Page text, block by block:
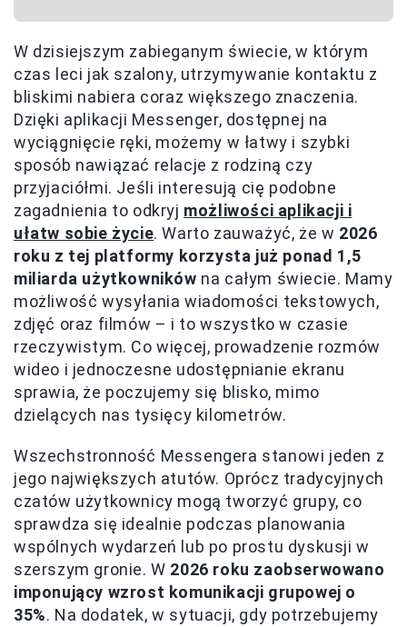
W dzisiejszym zabieganym świecie, w którym
czas leci jak szalony, utrzymywanie kontaktu z
bliskimi nabiera coraz większego znaczenia.
Dzięki aplikacji Messenger, dostępnej na
wyciągnięcie ręki, możemy w łatwy i szybki
sposób nawiązać relacje z rodziną czy
przyjaciółmi. Jeśli interesują cię podobne
zagadnienia to odkryj możliwości aplikacji i
ułatw sobie życie. Warto zauważyć, że w 2026
roku z tej platformy korzysta już ponad 1,5
miliarda użytkowników na całym świecie. Mamy
możliwość wysyłania wiadomości tekstowych,
zdjęć oraz filmów – i to wszystko w czasie
rzeczywistym. Co więcej, prowadzenie rozmów
wideo i jednoczesne udostępnianie ekranu
sprawia, że poczujemy się blisko, mimo
dzielących nas tysięcy kilometrów.
Wszechstronność Messengera stanowi jeden z
jego największych atutów. Oprócz tradycyjnych
czatów użytkownicy mogą tworzyć grupy, co
sprawdza się idealnie podczas planowania
wspólnych wydarzeń lub po prostu dyskusji w
szerszym gronie. W 2026 roku zaobserwowano
imponujący wzrost komunikacji grupowej o
35%. Na dodatek, w sytuacji, gdy potrzebujemy